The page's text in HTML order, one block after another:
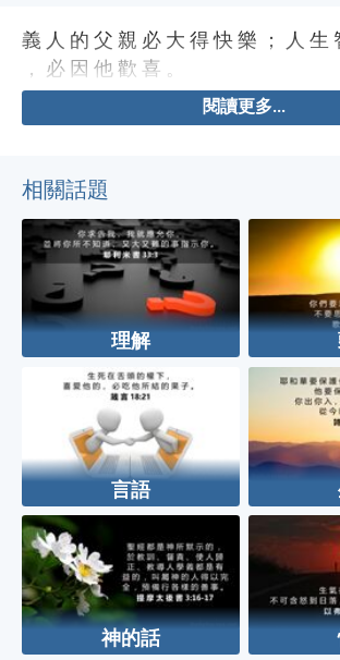
義 人 的 父 親 必 大 得 快 樂 ； 人 生
， 必 因 他 歡 喜 。
閱讀更多...
相關話題
理解
言語
神的話